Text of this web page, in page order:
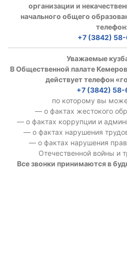
организации и
начального общего
телефон:
+7 (3842)
Уважаемые
В Общественной палате
действует телефон
+7 (3842) 58-
по которому вы
— о фактах жестокого
— о фактах коррупции и
— о фактах нарушения
— о фактах нарушения
Отечественной войны и
Все звонки принимаются в